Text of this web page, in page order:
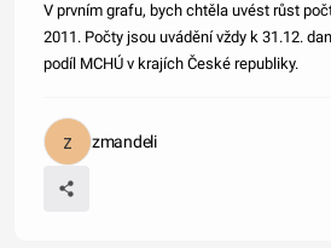
V prvním grafu, bych chtěla uvést růst
2011. Počty jsou uvádění vždy k 31.12.
podíl MCHÚ v krajích České republiky.
zmandeli